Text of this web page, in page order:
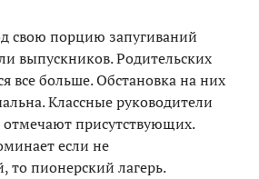
свою порцию запугиваний
выпускников. Родительских
все больше. Обстановка на них
Классные руководители
присутствующих.
если не
пионерский лагерь.